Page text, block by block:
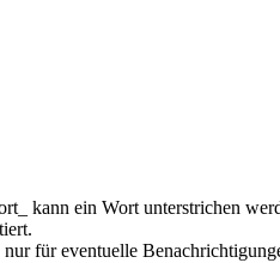
kann ein Wort unterstrichen
für eventuelle